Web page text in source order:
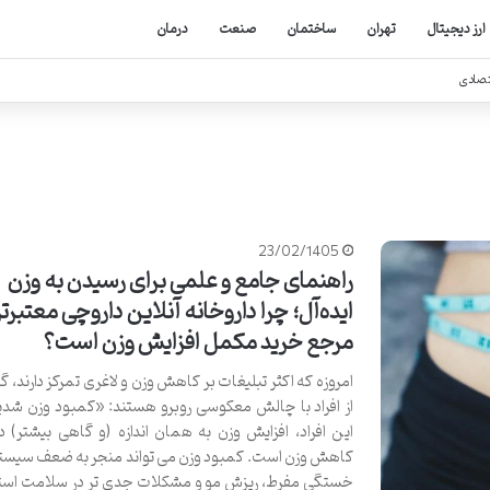
ارز دیجیتال تهران ساختمان صنعت درمان
23/02/1405
راهنمای جامع و علمی برای رسیدن به وزن
ایده‌آل؛ چرا داروخانه آنلاین داروچی
مرجع خرید مکمل افزایش وزن است؟
امروزه که اکثر تبلیغات بر کاهش وزن و لاغری تمرکز دارند،
از افراد با چالش معکوسی روبرو هستند: «کمبود وزن
این افراد، افزایش وزن به همان اندازه (و گاهی بیشتر)
کاهش وزن است. کمبود وزن می تواند منجر به ضعف
خستگی مفرط، ریزش مو و مشکلات جدی تر در سلامت